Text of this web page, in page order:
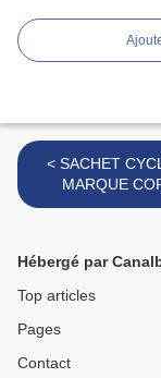
< SACHET CYCLISTES
MARQUE
KIM'PLAY
Hébergé par
Top articles
Pages
Contact